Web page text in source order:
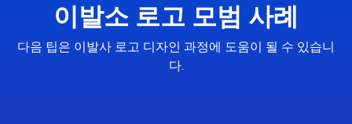
이발소 로고 모범 사례
다음 팁은 이발사 로고 디자인 과정에 도움이 될 수 있습니
다.